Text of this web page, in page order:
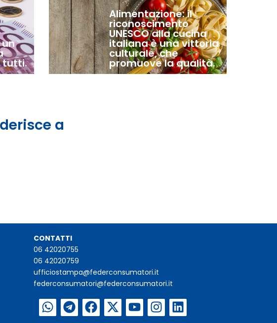
tutti.
Alimentazione: il
riconoscimento
UNESCO alla cucina
italiana è una vittoria
culturale, che
promuove la qualità.
a
CONTATTI
06 42020755
06 42020759
ufficiostampa@federconsumatori.it
federconsumatori@federconsumatori.it